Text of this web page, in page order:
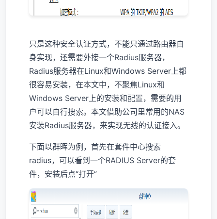
只是这种安全认证方式，不能只通过路由器自
身实现，还需要外接一个Radius服务器，
Radius服务器在Linux和Windows Server上都
很容易安装，在本文中，不聚焦Linux和
Windows Server上的安装和配置，需要的用
户可以自行搜索。本文借助公司里常用的NAS
安装Radius服务器，来实现无线的认证接入。
下面以群晖为例，首先在套件中心搜索
radius，可以看到一个RADIUS Server的套
件，安装后点“打开”